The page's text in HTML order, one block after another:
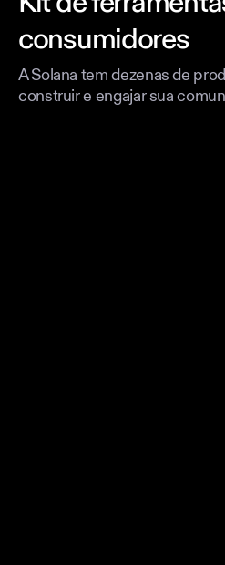
consumidores
A Solana tem dezenas de
construir e engajar sua